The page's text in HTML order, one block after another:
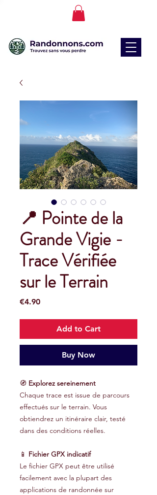
📍 Pointe de la
Grande Vigie -
Trace Vérifiée
sur le Terrain
€4.90Price
Add to Cart
Buy Now
🧭 Explorez sereinement
Chaque trace est issue de parcours
effectués sur le terrain. Vous
obtiendrez un itinéraire clair, testé
dans des conditions réelles.
📱 Fichier GPX indicatif
Le fichier GPX peut être utilisé
facilement avec la plupart des
applications de randonnée sur